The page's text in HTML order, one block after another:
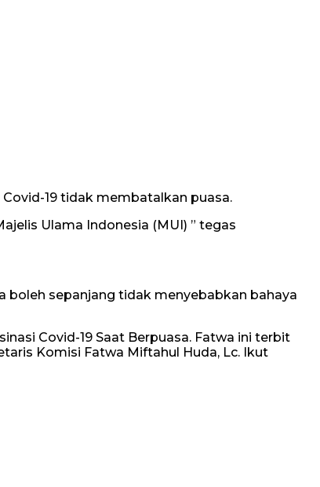
19 tidak membatalkan puasa.
Ulama Indonesia (MUI) ” tegas
boleh sepanjang tidak menyebabkan bahaya
Covid-19 Saat Berpuasa. Fatwa ini terbit
Komisi Fatwa Miftahul Huda, Lc. Ikut